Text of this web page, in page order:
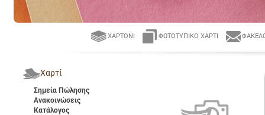
ΧΑΡΤΌΝΙ ΦΩΤΟΤΥΠΙΚΌ ΧΑΡΤΊ
Χαρτί
Σημεία Πώλησης
Ανακοινώσεις
Κατάλογος